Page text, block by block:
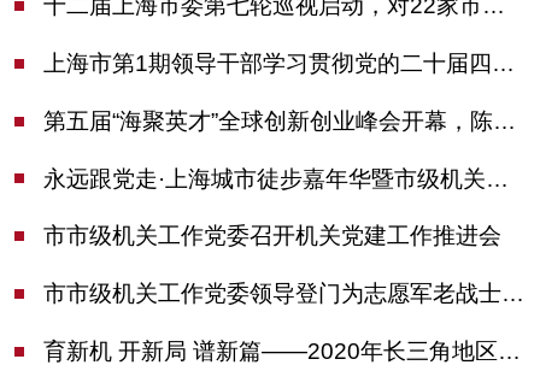
十二届上海市委第七轮巡视启动，对22家市管单位开展常规巡视
上海市第1期领导干部学习贯彻党的二十届四中全会精神专题研讨班开班，陈吉宁作专题报告
第五届“海聚英才”全球创新创业峰会开幕，陈吉宁出席并启动新一届大赛
永远跟党走·上海城市徒步嘉年华暨市级机关运动会开幕
市市级机关工作党委召开机关党建工作推进会
市市级机关工作党委领导登门为志愿军老战士佩戴纪念章
育新机 开新局 谱新篇——2020年长三角地区机关党建工作研讨会在南京召开